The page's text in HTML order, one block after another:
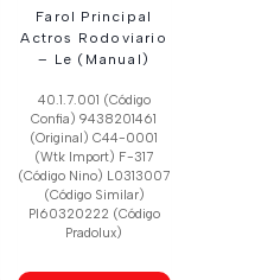
Farol Principal
Actros Rodoviario
– Le (Manual)
40.1.7.001 (Código
Confia) 9438201461
(Original) C44-0001
(Wtk Import) F-317
(Código Nino) L0313007
(Código Similar)
Pl60320222 (Código
Pradolux)